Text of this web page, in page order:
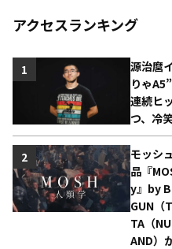
アクセスランキング
源治麿
りゃ
連続ヒ
つ、冷
1
モッシ
品『
y』by
GUN（
TA（
AND）
2